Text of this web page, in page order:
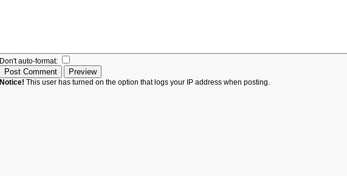
Don't auto-format:
Notice! This user has turned on the option that logs your IP address when posting.